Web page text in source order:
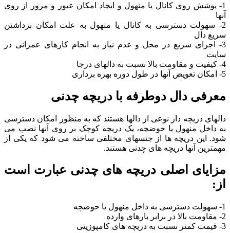
1- پوشش روی کانال یا منهول و ایجاد امکان عبور و مرور از روی
آنها
2- سهولت دسترسی به کانال یا منهول به علت امکان برداشتن
سریع دال
3- اجرای سریع در محل و عدم نیاز به انجام کارهای عمرانی در
سایت
4- کیفیت و مقاومت بالا نسبت به دالهای درجا
5- امکان تعویض آنها در طول دوره بهره برداری
معرفی دال دوطرفه با دریچه چدنی
دالهای دریچه دار نوعی از دالها هستند که به منظور امکان دسترسی
به داخل منهول یا حوضچه، یک دریچه کوچک بر روی آنها نصب می
شود. این دریچه ها از جنسهای مختلفی ساخته می شود که یکی از
مهمترین آنها دریچه های چدنی هستند.
مزایای اصلی دریچه های چدنی عبارت است
از:
1- سهولت دسترسی به داخل منهول یا حوضچه
2- مقاومت بالا در برابر بارهای وارده
3- قیمت کمتر نسبت به دریچه های کامپوزیتی